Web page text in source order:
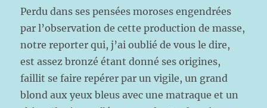
Perdu dans ses pensées moroses engendrées
par l’observation de cette production de masse,
notre reporter qui, j’ai oublié de vous le dire,
est assez bronzé étant donné ses origines,
faillit se faire repérer par un vigile, un grand
blond aux yeux bleus avec une matraque et un